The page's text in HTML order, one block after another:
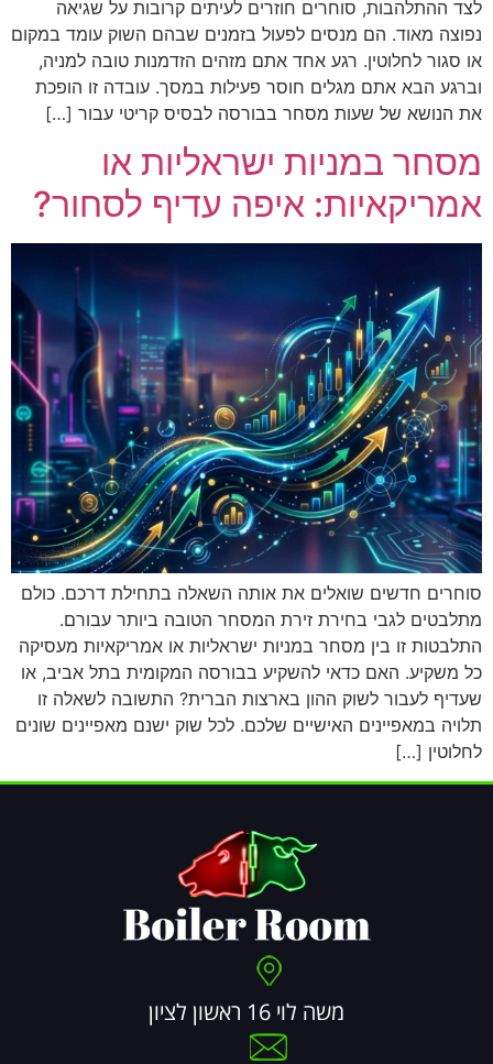
לצד ההתלהבות, סוחרים חוזרים לעיתים קרובות על שגיאה
נפוצה מאוד. הם מנסים לפעול בזמנים שבהם השוק עומד במקום
או סגור לחלוטין. רגע אחד אתם מזהים הזדמנות טובה למניה,
וברגע הבא אתם מגלים חוסר פעילות במסך. עובדה זו הופכת
את הנושא של שעות מסחר בבורסה לבסיס קריטי עבור […]
מסחר במניות ישראליות או
אמריקאיות: איפה עדיף לסחור?
סוחרים חדשים שואלים את אותה השאלה בתחילת דרכם. כולם
מתלבטים לגבי בחירת זירת המסחר הטובה ביותר עבורם.
התלבטות זו בין מסחר במניות ישראליות או אמריקאיות מעסיקה
כל משקיע. האם כדאי להשקיע בבורסה המקומית בתל אביב, או
שעדיף לעבור לשוק ההון בארצות הברית? התשובה לשאלה זו
תלויה במאפיינים האישיים שלכם. לכל שוק ישנם מאפיינים שונים
לחלוטין […]
משה לוי 16 ראשון לציון